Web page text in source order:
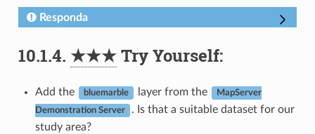
Responda
10.1.4. ★★★Try Yourself:
Add the bluemarble layer from the MapServer
Demonstration Server
. Is that a suitable dataset for our
study area?